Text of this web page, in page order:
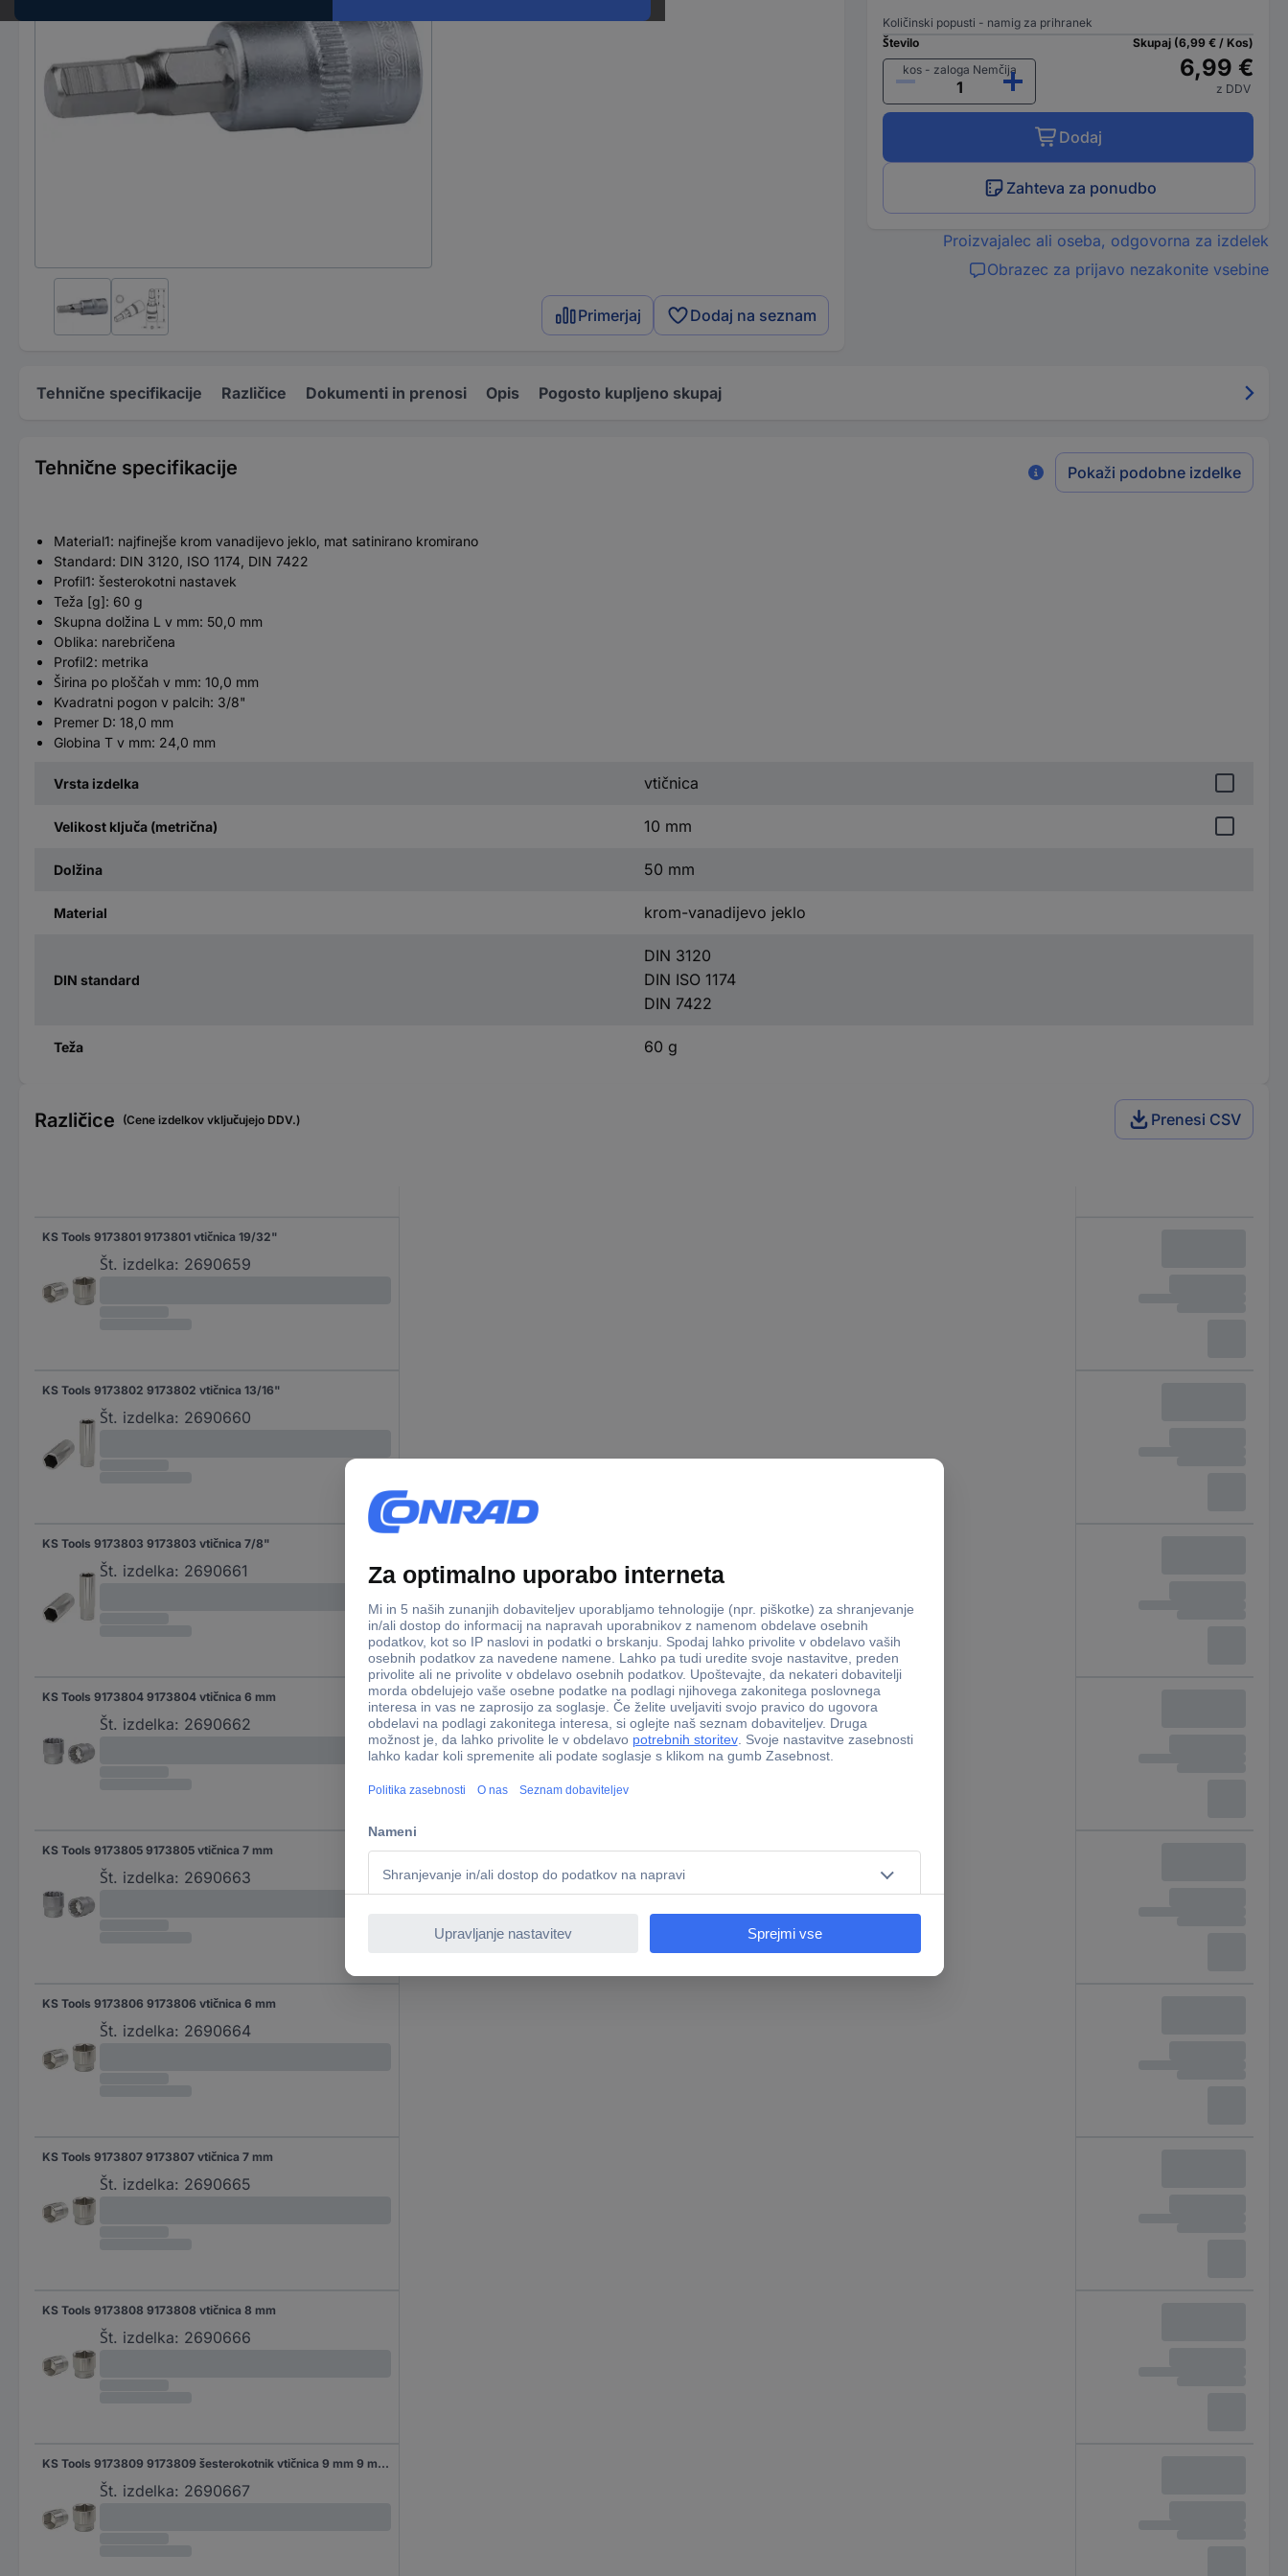
Primerjaj Dodaj na seznam
Količinski popusti - namig za prihranek
Število
kos - zaloga Nemčija
Skupaj (6,99 € / Kos)
6,99 €
z DDV
Dodaj
Zahteva za ponudbo
Proizvajalec ali oseba, odgovorna za izdelek
Obrazec za prijavo nezakonite vsebine
Tehnične specifikacije Različice Dokumenti in prenosi Opis Pogosto kupljeno skupaj
Tehnične specifikacije Pokaži podobne izdelke
Material1: najfinejše krom vanadijevo jeklo, mat satinirano kromirano
Standard: DIN 3120, ISO 1174, DIN 7422
Profil1: šesterokotni nastavek
Teža [g]: 60 g
Skupna dolžina L v mm: 50,0 mm
Oblika: narebričena
Profil2: metrika
Širina po ploščah v mm: 10,0 mm
Kvadratni pogon v palcih: 3/8"
Premer D: 18,0 mm
Globina T v mm: 24,0 mm
Vrsta izdelka vtičnica
Velikost ključa (metrična) 10 mm
Dolžina 50 mm
Material krom-vanadijevo jeklo
DIN standard
DIN 3120
DIN ISO 1174
DIN 7422
Teža 60 g
Različice (Cene izdelkov vključujejo DDV.) Prenesi CSV
KS Tools 9173801 9173801 vtičnica 19/32"
Št. izdelka: 2690659
KS Tools 9173802 9173802 vtičnica 13/16"
Št. izdelka: 2690660
KS Tools 9173803 9173803 vtičnica 7/8"
Št. izdelka: 2690661
KS Tools 9173804 9173804 vtičnica 6 mm
Št. izdelka: 2690662
KS Tools 9173805 9173805 vtičnica 7 mm
Št. izdelka: 2690663
KS Tools 9173806 9173806 vtičnica 6 mm
Št. izdelka: 2690664
KS Tools 9173807 9173807 vtičnica 7 mm
Št. izdelka: 2690665
KS Tools 9173808 9173808 vtičnica 8 mm
Št. izdelka: 2690666
KS Tools 9173809 9173809 šesterokotnik vtičnica 9 mm 9 mm 3/8" (10 mm)
Št. izdelka: 2690667